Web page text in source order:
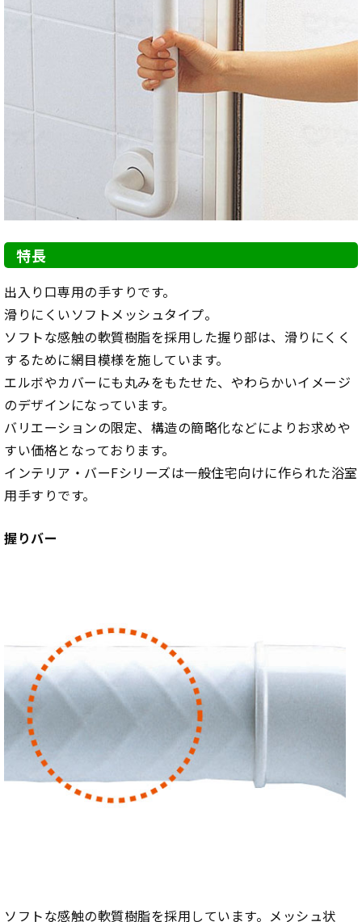
特長
出入り口専用の手すりです。
滑りにくいソフトメッシュタイプ。
ソフトな感触の軟質樹脂を採用した握り部は、滑りにくく
するために網目模様を施しています。
エルボやカバーにも丸みをもたせた、やわらかいイメージ
のデザインになっています。
バリエーションの限定、構造の簡略化などによりお求めや
すい価格となっております。
インテリア・バーFシリーズは一般住宅向けに作られた浴室
用手すりです。
握りバー
ソフトな感触の軟質樹脂を採用しています。メッシュ状